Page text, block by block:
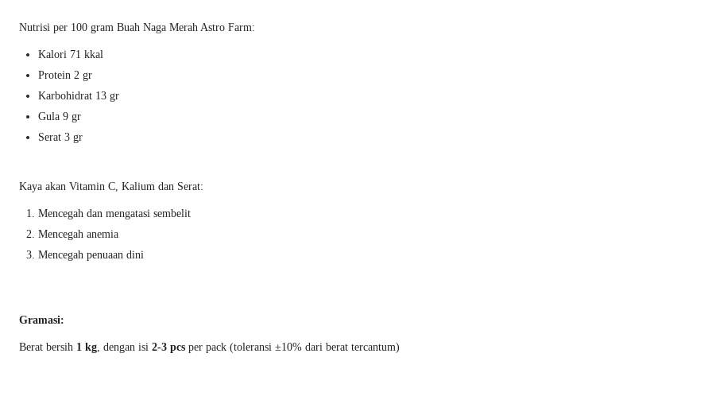
Nutrisi per 100 gram Buah Naga Merah Astro Farm:
Kalori 71 kkal
Protein 2 gr
Karbohidrat 13 gr
Gula 9 gr
Serat 3 gr
Kaya akan Vitamin C, Kalium dan Serat:
Mencegah dan mengatasi sembelit
Mencegah anemia
Mencegah penuaan dini
Gramasi:
Berat bersih 1 kg, dengan isi 2-3 pcs per pack (toleransi ±10% dari berat tercantum)